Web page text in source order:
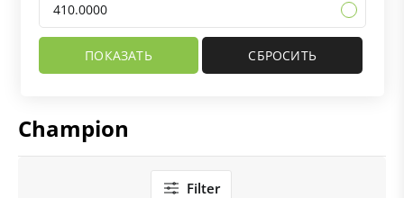
410.0000
Champion
Filter